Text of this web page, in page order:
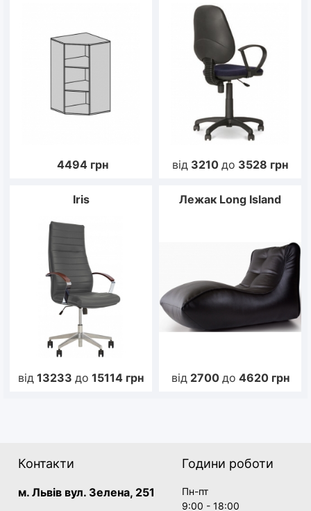
4494 грн від 3210 до 3528 грн
Iris
від 13233 до 15114 грн
Лежак Long Island
від 2700 до 4620 грн
Контакти
м. Львів вул. Зелена, 251
Години роботи
Пн-пт
9:00 - 18:00